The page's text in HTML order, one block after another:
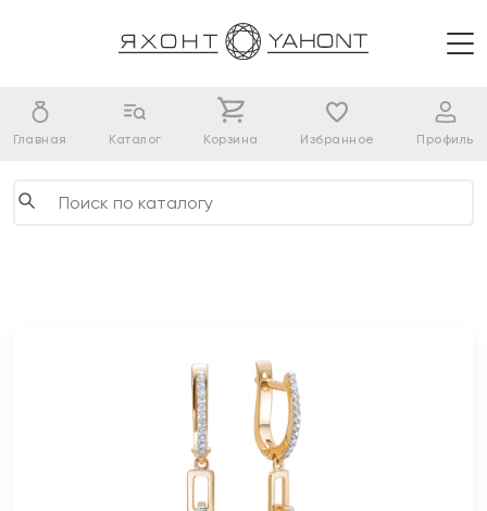
Главная Каталог Корзина Избранное Профиль